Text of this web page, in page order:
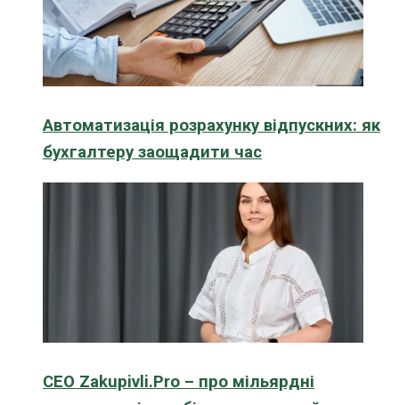
Автоматизація розрахунку відпускних: як
бухгалтеру заощадити час
CEO Zakupivli.Pro – про мільярдні